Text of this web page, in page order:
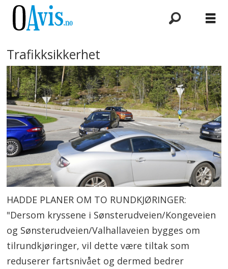
Trafikksikkerhet
HADDE PLANER OM TO RUNDKJØRINGER:
"Dersom kryssene i Sønsterudveien/Kongeveien
og Sønsterudveien/Valhallaveien bygges om
tilrundkjøringer, vil dette være tiltak som
reduserer fartsnivået og dermed bedrer